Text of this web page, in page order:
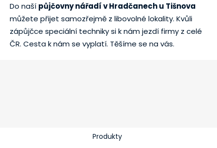
Do naší půjčovny nářadí v Hradčanech u Tišnova
můžete přijet samozřejmě z libovolné lokality. Kvůli
zápůjčce speciální techniky si k nám jezdí firmy z celé
ČR. Cesta k nám se vyplatí. Těšíme se na vás.
Produkty